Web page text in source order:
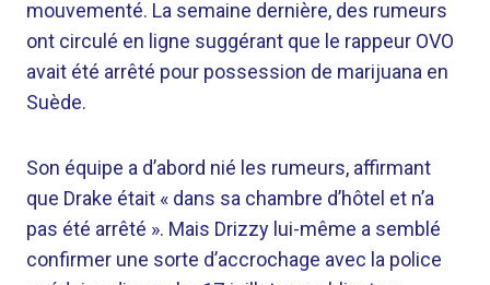
mouvementé. La semaine dernière, des rumeurs
ont circulé en ligne suggérant que le rappeur OVO
avait été arrêté pour possession de marijuana en
Suède.
Son équipe a d’abord nié les rumeurs, affirmant
que Drake était « dans sa chambre d’hôtel et n’a
pas été arrêté ». Mais Drizzy lui-même a semblé
confirmer une sorte d’accrochage avec la police